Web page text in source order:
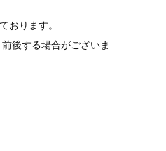
おります。
後する場合がございま